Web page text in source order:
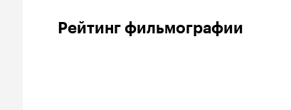
Рейтинг фильмографии